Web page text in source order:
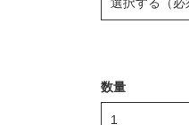
数量